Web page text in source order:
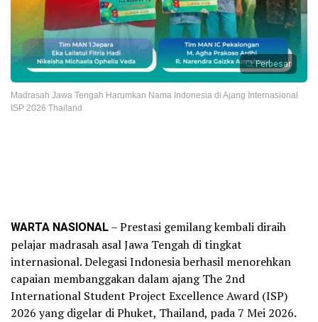
Perbesar
Madrasah Jawa Tengah Harumkan Nama Indonesia di Ajang Internasional
ISP 2026 Thailand
WARTA NASIONAL– Prestasi gemilang kembali diraih
pelajar madrasah asal Jawa Tengah di tingkat
internasional. Delegasi Indonesia berhasil menorehkan
capaian membanggakan dalam ajang The 2nd
International Student Project Excellence Award (ISP)
2026 yang digelar di Phuket, Thailand, pada 7 Mei 2026.